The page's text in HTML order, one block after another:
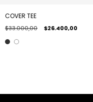
COVER TEE
$33.000,00 $26.400,00